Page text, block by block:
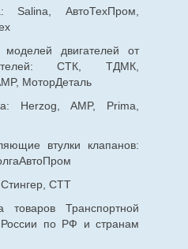
Salina, АвтоТехПром,
двигателей от
СТК, ТДМК,
МоторДеталь
Herzog, AMP, Prima,
втулки клапанов:
СТТ
товаров Транспортной
по РФ и странам